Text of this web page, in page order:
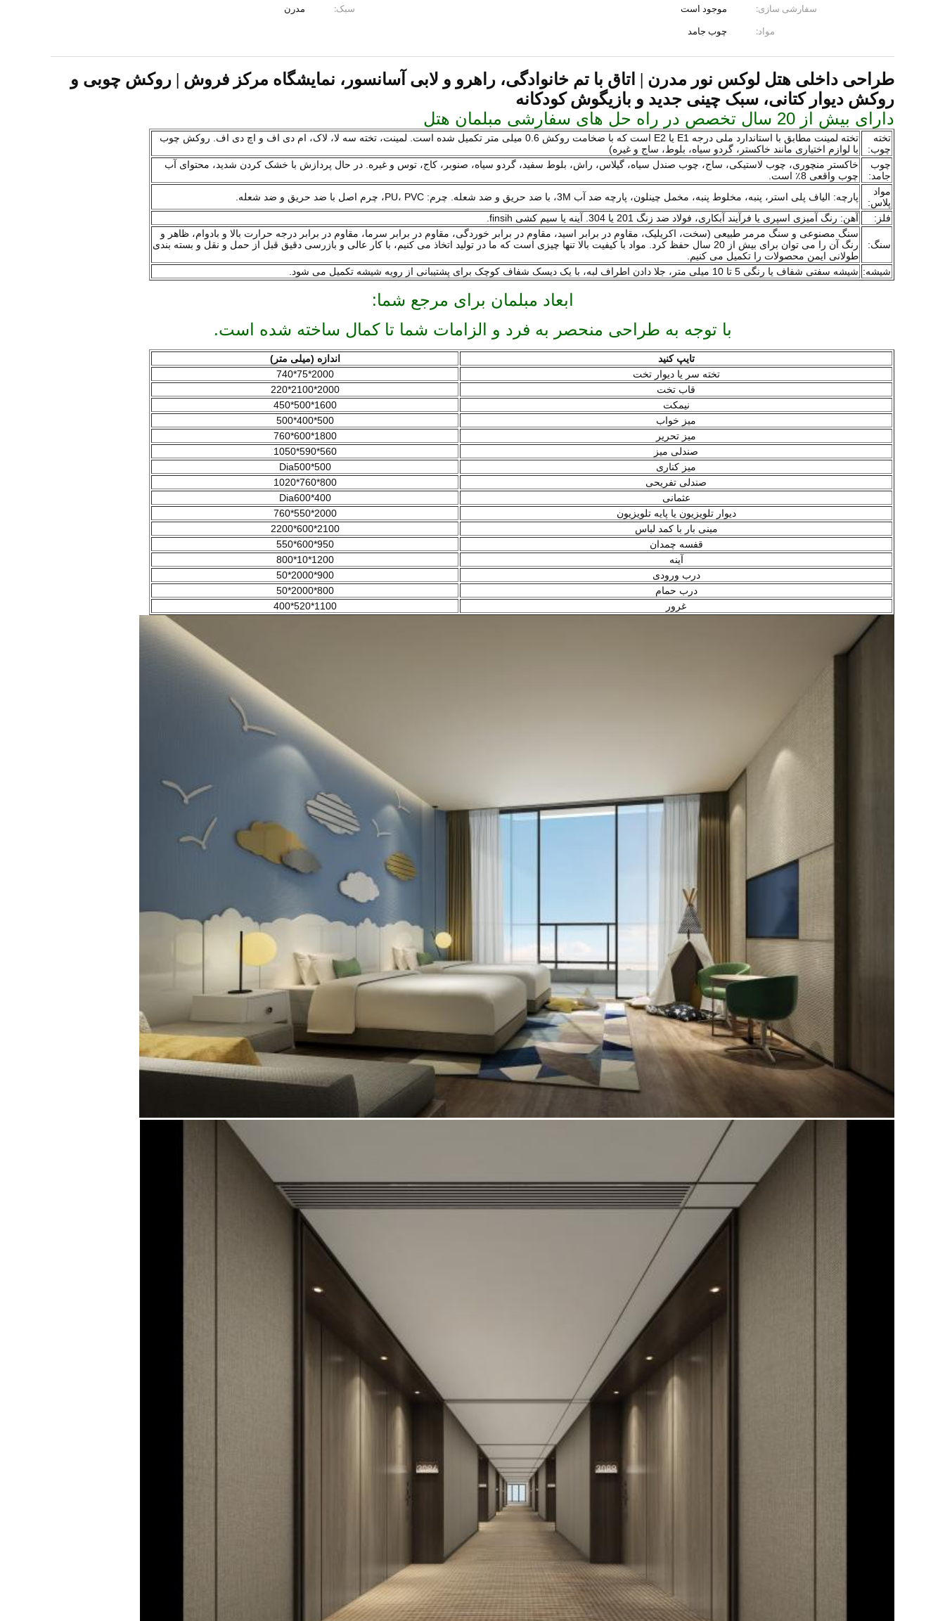
سفارشی سازی:
موجود است سبک:
مدرن
مواد:
چوب جامد
طراحی داخلی هتل لوکس نور مدرن | اتاق با تم خانوادگی، راهرو و لابی آسانسور، نمایشگاه مرکز فروش | روکش چوبی و
روکش دیوار کتانی، سبک چینی جدید و بازیگوش کودکانه
دارای بیش از 20 سال تخصص در راه حل های سفارشی مبلمان هتل
تخته
چوب:
تخته لمینت مطابق با استاندارد ملی درجه E1 یا E2 است که با ضخامت روکش 0.6 میلی متر تکمیل شده است. لمینت، تخته سه لا، لاک، ام دی اف و اچ دی اف. روکش چوب
با لوازم اختیاری مانند خاکستر، گردو سیاه، بلوط، ساج و غیره)
چوب
جامد:
خاکستر منچوری، چوب لاستیکی، ساج، چوب صندل سیاه، گیلاس، راش، بلوط سفید، گردو سیاه، صنوبر، کاج، توس و غیره. در حال پردازش با خشک کردن شدید، محتوای آب
چوب واقعی 8٪ است.
مواد
پلاس:
پارچه: الیاف پلی استر، پنبه، مخلوط پنبه، مخمل چینلون، پارچه ضد آب 3M، با ضد حریق و ضد شعله. چرم: PU، PVC، چرم اصل با ضد حریق و ضد شعله.
فلز:
آهن: رنگ آمیزی اسپری یا فرآیند آبکاری، فولاد ضد زنگ 201 یا 304. آینه یا سیم کشی finsih.
سنگ:
سنگ مصنوعی و سنگ مرمر طبیعی (سخت، اکریلیک، مقاوم در برابر اسید، مقاوم در برابر خوردگی، مقاوم در برابر سرما، مقاوم در برابر درجه حرارت بالا و بادوام، ظاهر و
رنگ آن را می توان برای بیش از 20 سال حفظ کرد. مواد با کیفیت بالا تنها چیزی است که ما در تولید اتخاذ می کنیم، با کار عالی و بازرسی دقیق قبل از حمل و نقل و بسته بندی
طولانی ایمن محصولات را تکمیل می کنیم.
شیشه: شیشه سفتی شفاف یا رنگی 5 تا 10 میلی متر، جلا دادن اطراف لبه، با یک دیسک شفاف کوچک برای پشتیبانی از رویه شیشه تکمیل می شود.
ابعاد مبلمان برای مرجع شما:
با توجه به طراحی منحصر به فرد و الزامات شما تا کمال ساخته شده است.
تایپ کنید
اندازه (میلی متر)
تخته سر یا دیوار تخت
2000*75*740
قاب تخت
2000*2100*220
نیمکت
1600*500*450
میز خواب
500*400*500
میز تحریر
1800*600*760
صندلی میز
560*590*1050
میز کناری
Dia500*500
صندلی تفریحی
800*760*1020
عثمانی
Dia600*400
دیوار تلویزیون یا پایه تلویزیون
2000*550*760
مینی بار با کمد لباس
2100*600*2200
قفسه چمدان
950*600*550
آینه
1200*10*800
درب ورودی
900*2000*50
درب حمام
800*2000*50
غرور
1100*520*400